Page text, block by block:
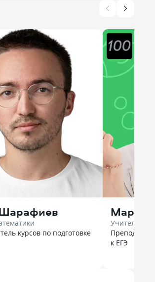
курсов по подготовке
Марк
Учитель
к ЕГЭ